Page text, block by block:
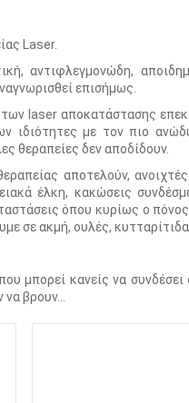
Laser.
αντιφλεγμονώδη,
επισήμως.
laser αποκατάστασης
ιδιότητες με τον πιο
θεραπείες δεν αποδίδουν.
αποτελούν,
έλκη, κακώσεις
όπου κυρίως ο
σε ακμή, ουλές,
μπορεί κανείς να συνδέσει
βρουν...